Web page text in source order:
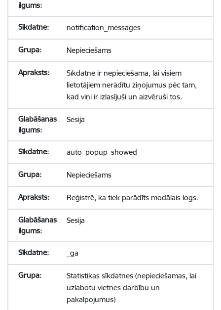
notification_messages
Nepieciešams
Sīkdatne ir nepieciešama, lai visiem
lietotājiem nerādītu ziņojumus pēc tam,
kad viņi ir izlasījuši un aizvēruši tos.
Sesija
auto_popup_showed
Nepieciešams
Reģistrē, ka tiek parādīts modālais logs.
Sesija
_ga
Statistikas sīkdatnes (nepieciešamas, lai
uzlabotu vietnes darbību un
pakalpojumus)